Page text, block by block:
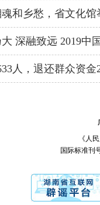
《人
国际标准刊